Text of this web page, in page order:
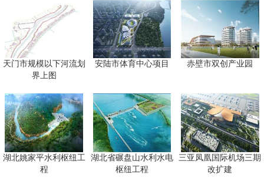
天门市规模以下河流划
界上图
安陆市体育中心项目 赤壁市双创产业园
湖北姚家平水利枢纽工
程
湖北省碾盘山水利水电
枢纽工程
三亚凤凰国际机场三期
改扩建